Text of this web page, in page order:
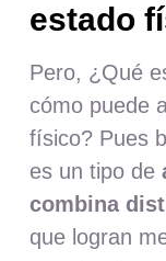
estado
Pero, ¿Qué
cómo puede
físico? Pues
es un tipo de
combina
que logran